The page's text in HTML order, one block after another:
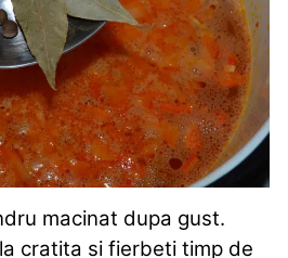
macinat dupa gust.
cratita si fierbeti timp de